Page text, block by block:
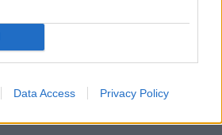
Data Access Privacy Policy
eller PHEV ? är ni nöjda?
kaykay för 9 timmar sedan
Jeppegaming för 15 timmar sedan